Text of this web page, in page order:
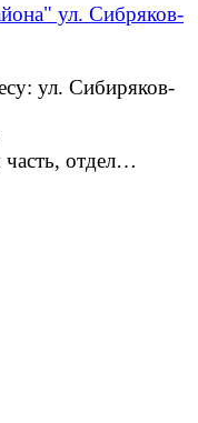
ул. Сибряков-
ул. Сибиряков-
часть, отдел…